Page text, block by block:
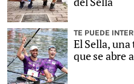
TE PUEDE
El Sella,
que se abre